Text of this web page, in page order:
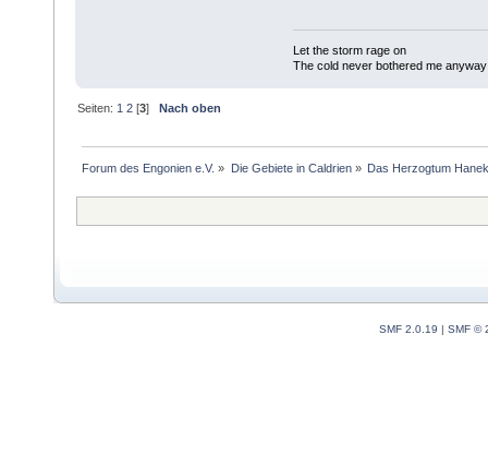
Let the storm rage on
The cold never bothered me
Seiten: 1 2 [3]Nach oben
Forum des Engonien e.V. » Die Gebiete in Caldrien» Das Herzogtum
SMF 2.0.19 | SMF ©